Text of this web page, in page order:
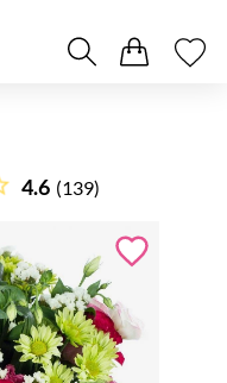
4.6 (139)